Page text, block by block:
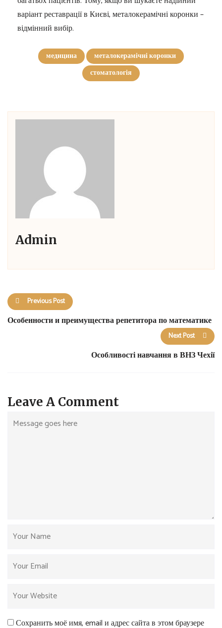
варіант реставрації в Києві, металокерамічні коронки –
відмінний вибір.
медицина
металокерамічні коронки
стоматологія
Admin
Previous Post
Особенности и преимущества репетитора по математике
Next Post
Особливості навчання в ВНЗ Чехії
Leave A Comment
Сохранить моё имя, email и адрес сайта в этом браузере